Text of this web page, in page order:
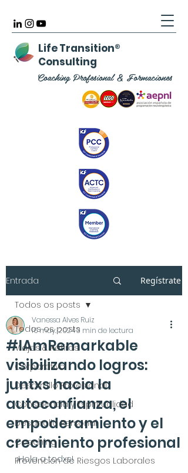
Life Transition®
Consulting
Coaching Profesional & Formaciones
Entrada Regístrate
Todos os posts
Viajes & Retiros
Corporativo
Desarrollo Profesional
Consciencia y Espiritualidad
Desarrollo Personal
Coaching
Prevención de Riesgos Laborales
Todos os posts
#IAmRemarkable
visibilizando logros:
juntxs hacia la
autoconfianza, el
empoderamiento y el
crecimiento profesional
Vanessa Alves Ruiz
16 may. 20243 min de lectura
¡Hola a todxs!